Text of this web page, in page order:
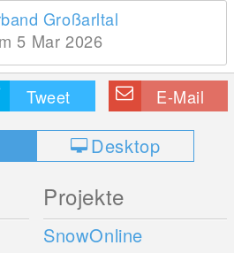
Großarltal
5 Mar 2026
Tweet E-Mail
Desktop
Projekte
SnowOnline